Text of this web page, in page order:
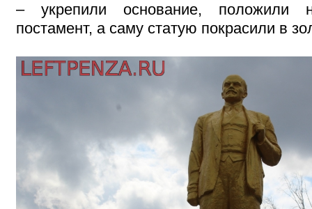
– укрепили основание, положили
постамент, а саму статую покрасили в